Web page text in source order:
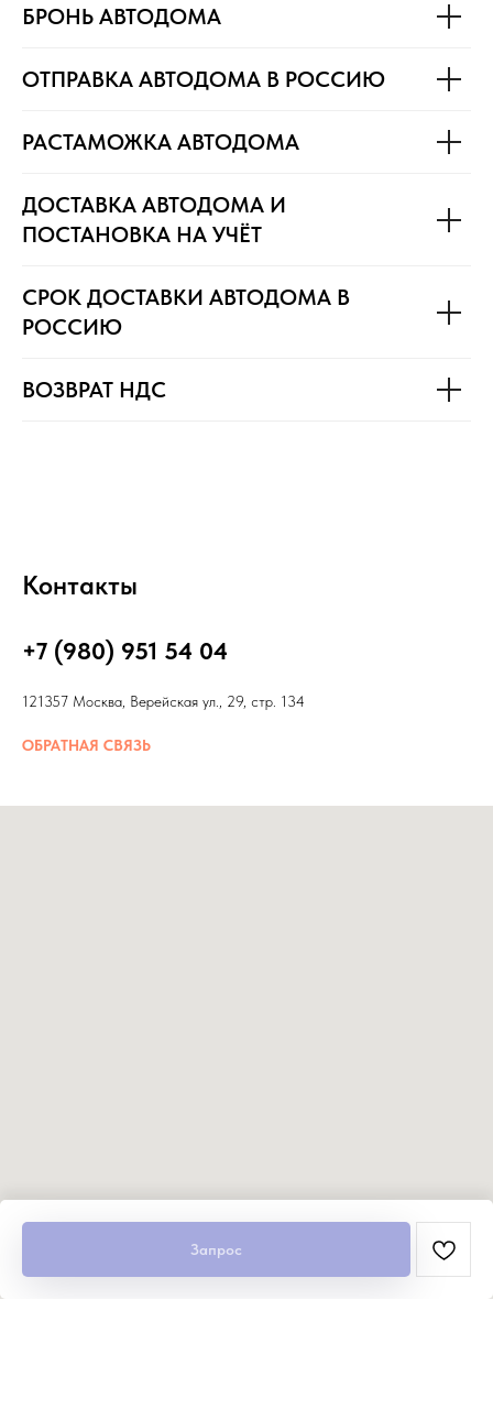
Запрос
БРОНЬ АВТОДОМА
ОТПРАВКА АВТОДОМА В РОССИЮ
РАСТАМОЖКА АВТОДОМА
ДОСТАВКА АВТОДОМА И
ПОСТАНОВКА НА УЧЁТ
СРОК ДОСТАВКИ АВТОДОМА В
РОССИЮ
ВОЗВРАТ НДС
Контакты
+7 (980) 951 54 04
121357 Москва, Верейская ул., 29, стр. 134
ОБРАТНАЯ СВЯЗЬ